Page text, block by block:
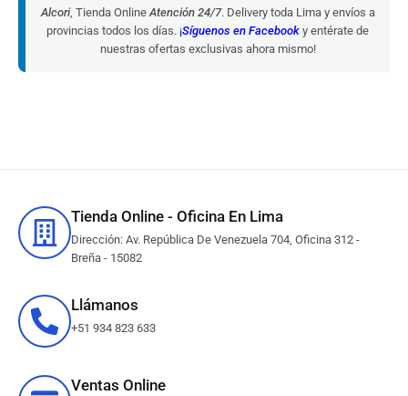
Alcori, Tienda OnlineAtención 24/7. Delivery toda Lima y envíos a
provincias todos los días. ¡Síguenos en Facebook y entérate de
nuestras ofertas exclusivas ahora mismo!
Tienda Online - Oficina En Lima
Dirección: Av. República De Venezuela 704, Oficina 312 -
Breña - 15082
Llámanos
+51 934 823 633
Ventas Online